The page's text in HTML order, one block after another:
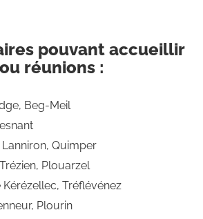
pouvant accueillir
réunions :
Beg-Meil
Lanniron, Quimper
Plouarzel
Kérézellec, Tréflévénez
Plourin